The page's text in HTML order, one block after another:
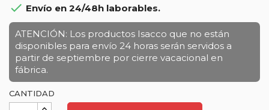
 Envío en 24/48h laborables.
ATENCIÓN: Los productos Isacco que no están
disponibles para envío 24 horas serán servidos a
partir de septiembre por cierre vacacional en
fábrica.
CANTIDAD